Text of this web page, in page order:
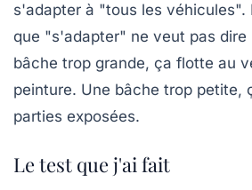
s'adapter à "tous les véhicules".
que "s'adapter" ne veut pas dire
bâche trop grande, ça flotte au
peinture. Une bâche trop petite,
parties exposées.
Le test que j'ai fait